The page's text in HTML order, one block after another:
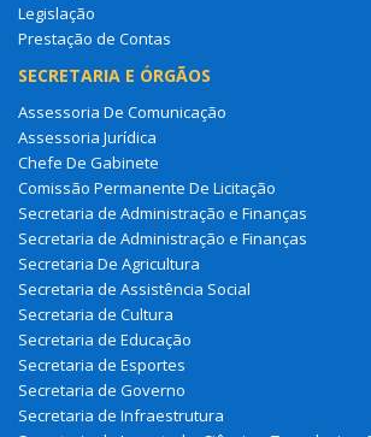
Legislação
Prestação de Contas
SECRETARIA E ÓRGÃOS
Assessoria De Comunicação
Assessoria Jurídica
Chefe De Gabinete
Comissão Permanente De Licitação
Secretaria de Administração e Finanças
Secretaria de Administração e Finanças
Secretaria De Agricultura
Secretaria de Assistência Social
Secretaria de Cultura
Secretaria de Educação
Secretaria de Esportes
Secretaria de Governo
Secretaria de Infraestrutura